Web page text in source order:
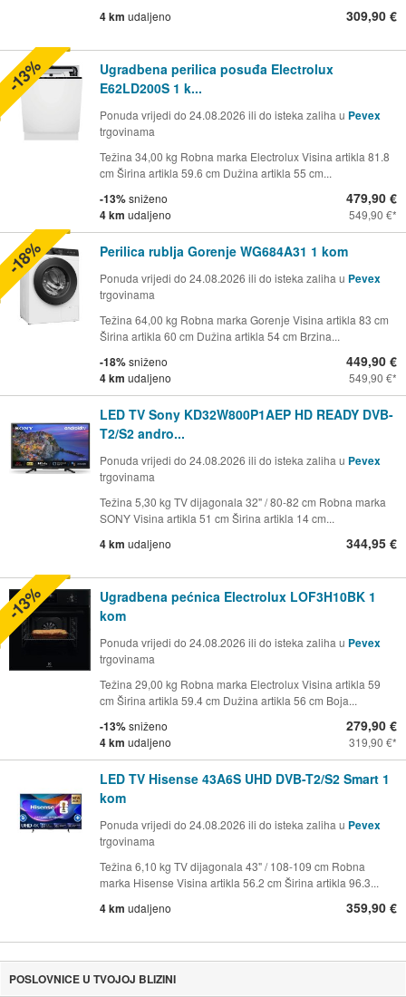
4 km udaljeno 309,90 €
Ugradbena perilica posuđa Electrolux
E62LD200S 1 k...
Ponuda vrijedi do 24.08.2026 ili do isteka zaliha u Pevex
trgovinama
Težina 34,00 kg Robna marka Electrolux Visina artikla 81.8
cm Širina artikla 59.6 cm Dužina artikla 55 cm...
-13%sniženo
4 km udaljeno
479,90 €
549,90 €
-13%
Perilica rublja Gorenje WG684A31 1 kom
Ponuda vrijedi do 24.08.2026 ili do isteka zaliha u Pevex
trgovinama
Težina 64,00 kg Robna marka Gorenje Visina artikla 83 cm
Širina artikla 60 cm Dužina artikla 54 cm Brzina...
-18%sniženo
4 km udaljeno
449,90 €
549,90 €
-18%
LED TV Sony KD32W800P1AEP HD READY DVB-
T2/S2 andro...
Ponuda vrijedi do 24.08.2026 ili do isteka zaliha u Pevex
trgovinama
Težina 5,30 kg TV dijagonala 32" / 80-82 cm Robna marka
SONY Visina artikla 51 cm Širina artikla 14 cm...
4 km udaljeno 344,95 €
Ugradbena pećnica Electrolux LOF3H10BK 1
kom
Ponuda vrijedi do 24.08.2026 ili do isteka zaliha u Pevex
trgovinama
Težina 29,00 kg Robna marka Electrolux Visina artikla 59
cm Širina artikla 59.4 cm Dužina artikla 56 cm Boja...
-13%sniženo
4 km udaljeno
279,90 €
319,90 €
-13%
LED TV Hisense 43A6S UHD DVB-T2/S2 Smart 1
kom
Ponuda vrijedi do 24.08.2026 ili do isteka zaliha u Pevex
trgovinama
Težina 6,10 kg TV dijagonala 43" / 108-109 cm Robna
marka Hisense Visina artikla 56.2 cm Širina artikla 96.3...
4 km udaljeno 359,90 €
POSLOVNICE U TVOJOJ BLIZINI